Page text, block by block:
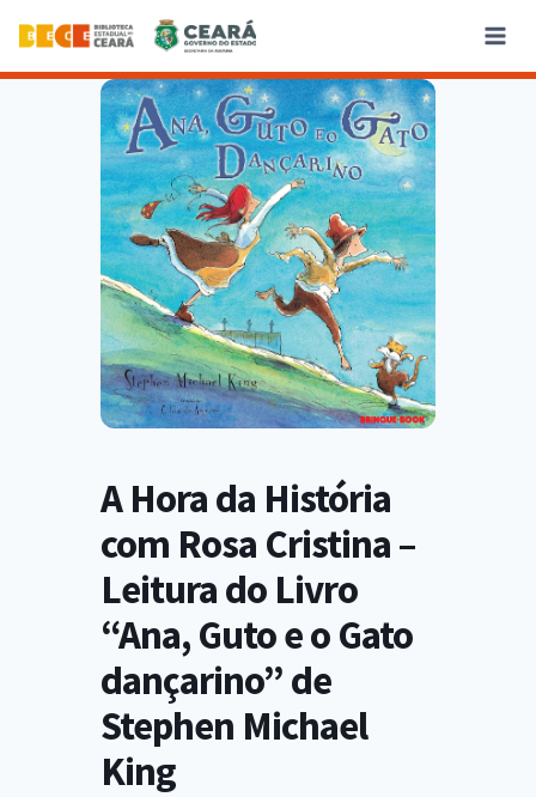
A Hora da História
com Rosa Cristina –
Leitura do Livro
“Ana, Guto e o Gato
dançarino” de
Stephen Michael
King